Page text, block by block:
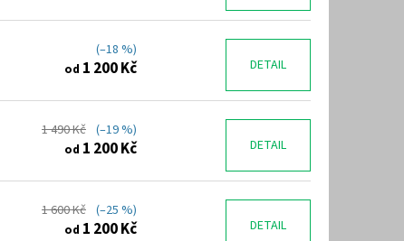
(–18 %)
od 1 200 Kč DETAIL
1 490 Kč (–19 %)
od 1 200 Kč DETAIL
1 600 Kč (–25 %)
od 1 200 Kč DETAIL